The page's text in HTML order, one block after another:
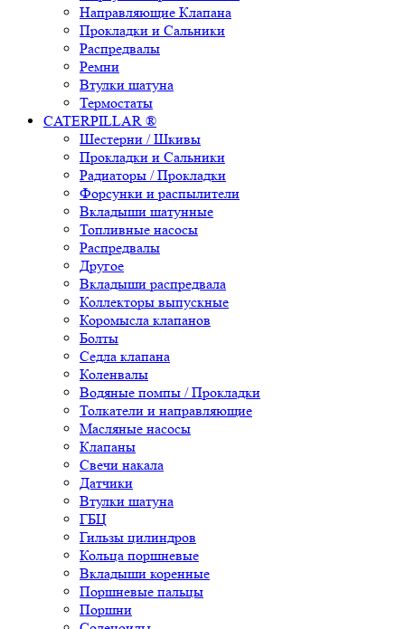
Направляющие Клапана
Прокладки и Сальники
Распредвалы
Ремни
Втулки шатуна
Термостаты
CATERPILLAR ®
Шестерни / Шкивы
Прокладки и Сальники
Радиаторы / Прокладки
Форсунки и распылители
Вкладыши шатунные
Топливные насосы
Распредвалы
Другое
Вкладыши распредвала
Коллекторы выпускные
Коромысла клапанов
Болты
Седла клапана
Коленвалы
Водяные помпы / Прокладки
Толкатели и направляющие
Масляные насосы
Клапаны
Свечи накала
Датчики
Втулки шатуна
ГБЦ
Гильзы цилиндров
Кольца поршневые
Вкладыши коренные
Поршневые пальцы
Поршни